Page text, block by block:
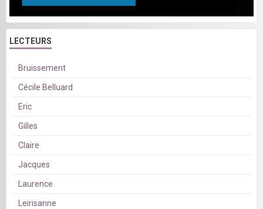
LECTEURS
Bruissement
Cécile Belluard
Eric
Gilles
Claire
Jacques
Laurence
Leirisanne